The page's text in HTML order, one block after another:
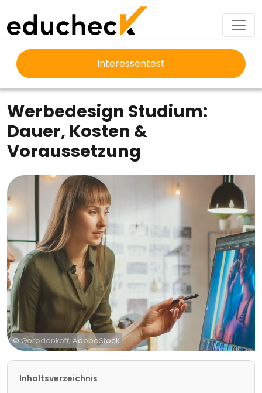
Interessentest
EDUCHECK STUDIUM WERBEDESIGN STUDIUM
Werbedesign Studium:
Dauer, Kosten &
Voraussetzung
© Gorodenkoff; AdobeStock
Inhaltsverzeichnis